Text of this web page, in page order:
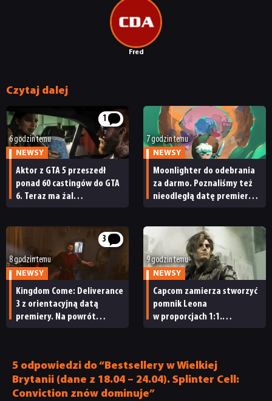
Fred
Czytaj dalej
1
6 godzin temu
NEWSY
Aktor z GTA 5 przeszedł
ponad 60 castingów do GTA
6. Teraz ma żal
7 godzin temu
NEWSY
Moonlighter do odebrania
za darmo. Poznaliśmy też
nieodległą datę premiery
3
8 godzin temu
NEWSY
Kingdom Come: Deliverance
3 z orientacyjną datą
premiery. Na powrót
9 godzin temu
NEWSY
Capcom zamierza stworzyć
pomnik Leona
w proporcjach 1:1.
5 odpowiedzi do “Bestsellery w Wielkiej
Brytanii (dane z 18.04 – 24.04). Splinter Cell:
Conviction znów dominuje”